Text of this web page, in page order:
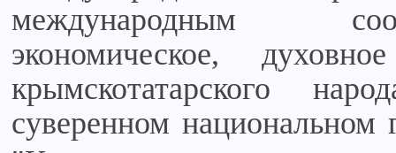
международным
экономическое,
крымскотатарского
суверенном национальном